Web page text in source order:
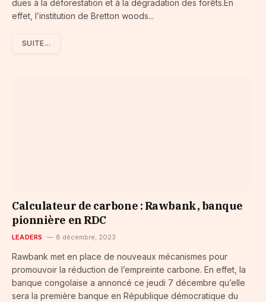
dues à la déforestation et à la dégradation des forêts.En
effet, l’institution de Bretton woods...
SUITE...
Calculateur de carbone : Rawbank, banque
pionnière en RDC
LEADERS 8 décembre, 2023
Rawbank met en place de nouveaux mécanismes pour
promouvoir la réduction de l’empreinte carbone. En effet, la
banque congolaise a annoncé ce jeudi 7 décembre qu’elle
sera la première banque en République démocratique du